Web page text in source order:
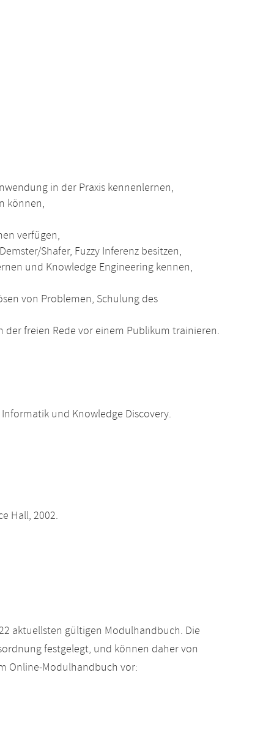
in der Praxis kennenlernen,
können,
verfügen,
Shafer, Fuzzy Inferenz besitzen,
und Knowledge Engineering kennen,
von Problemen, Schulung des
freien Rede vor einem Publikum trainieren.
und Knowledge Discovery.
Hall, 2002.
aktuellsten gültigen Modulhandbuch. Die
festgelegt, und können daher von
Online-Modulhandbuch vor: